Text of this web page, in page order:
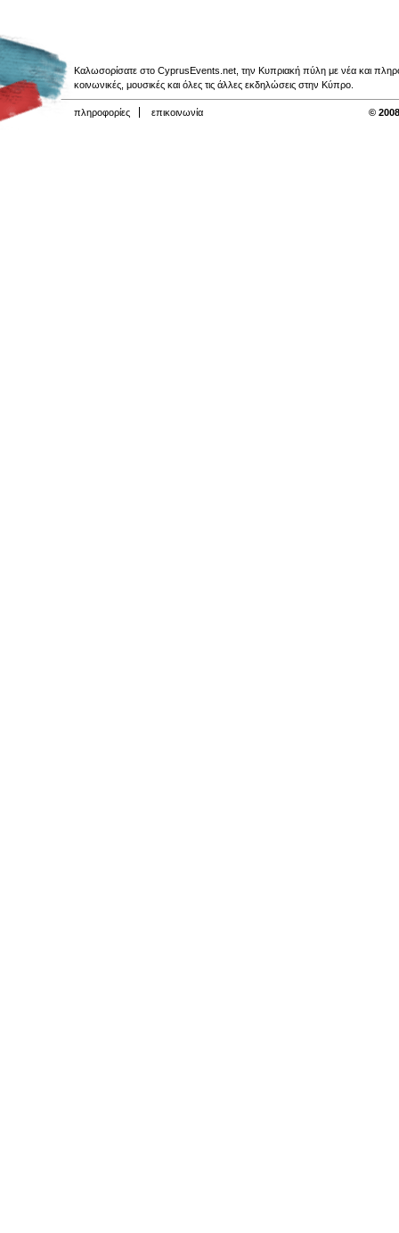
Καλωσορίσατε στο CyprusEvents.net, την Κυπριακή πύλη με νέα και
κοινωνικές, μουσικές και όλες τις άλλες εκδηλώσεις στην Κύπρο.
πληροφορίες επικοινωνία ©